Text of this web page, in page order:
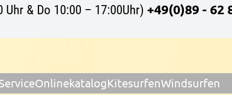
& Do 10:00 – 17:00Uhr) +49(0)89 - 62
OnlinekatalogKitesurfenWindsurfen